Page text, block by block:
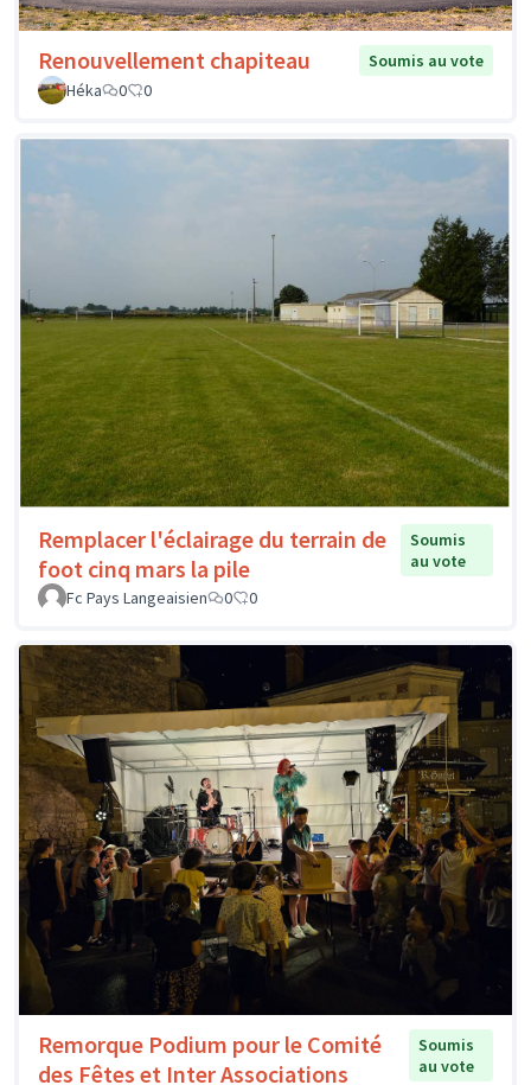
Renouvellement chapiteau
Soumis au vote
Héka
0 0
Remplacer l'éclairage du terrain de
foot cinq mars la pile
Soumis
au vote
Fc Pays Langeaisien
0 0
Remorque Podium pour le Comité
des Fêtes et Inter Associations
Soumis
au vote